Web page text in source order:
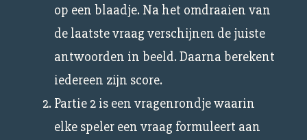
op een blaadje. Na het omdraaien van
de laatste vraag verschijnen de juiste
antwoorden in beeld. Daarna berekent
iedereen zijn score.
Partie 2 is een vragenrondje waarin
elke speler een vraag formuleert aan